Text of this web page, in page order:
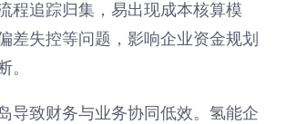
程追踪归集，易出现成本核算模
差失控等问题，影响企业资金规划
。
导致财务与业务协同低效。氢能企